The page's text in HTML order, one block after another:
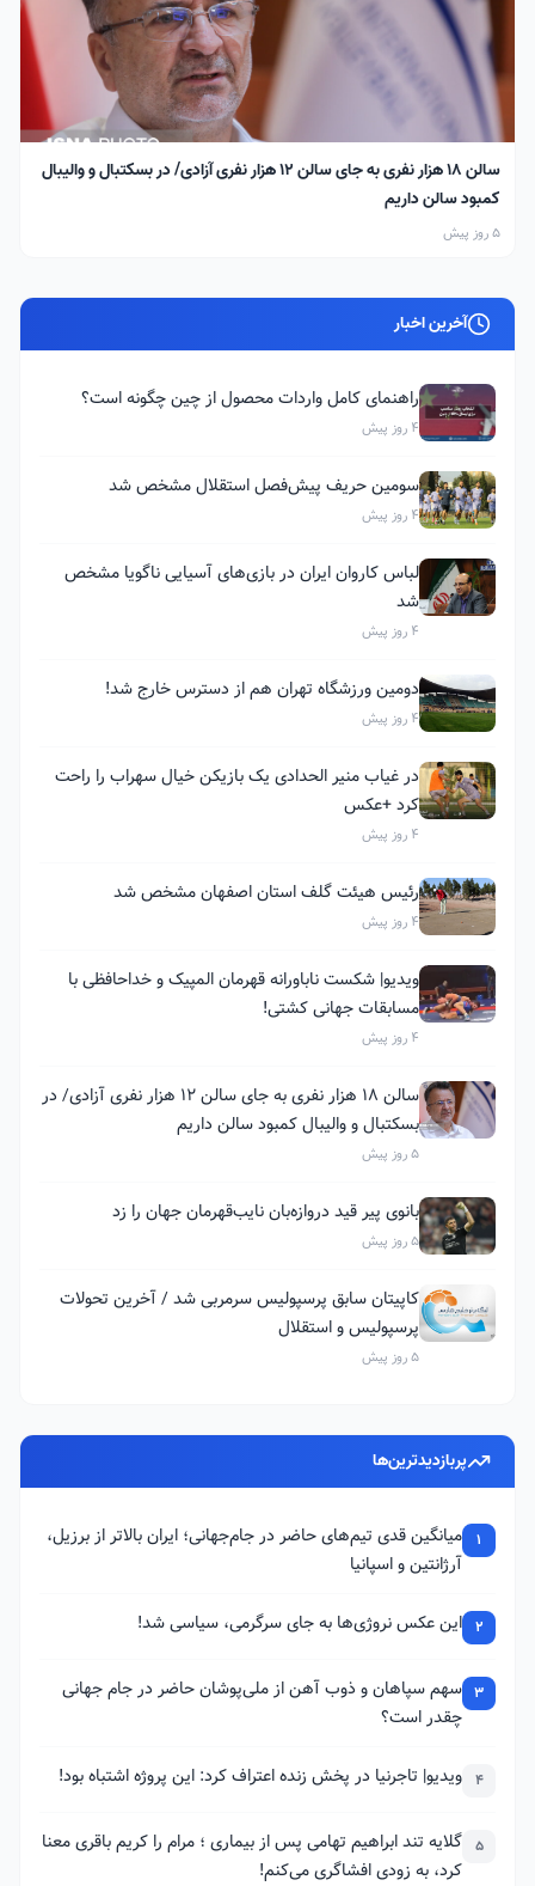
سالن ۱۸ هزار نفری به جای سالن ۱۲ هزار نفری آزادی/ در بسکتبال و والیبال
کمبود سالن داریم
5 روز پیش
آخرین اخبار
راهنمای کامل واردات محصول از چین چگونه است؟
4 روز پیش
سومین حریف پیش‌فصل استقلال مشخص شد
4 روز پیش
لباس کاروان ایران در بازی‌های آسیایی ناگویا مشخص
شد
4 روز پیش
دومین ورزشگاه تهران هم از دسترس خارج شد!
4 روز پیش
در غیاب منیر الحدادی یک بازیکن خیال سهراب را راحت
کرد +عکس
4 روز پیش
رئیس هیئت گلف استان اصفهان مشخص شد
4 روز پیش
ویدیو| شکست ناباورانه قهرمان المپیک و خداحافظی با
مسابقات جهانی کشتی!
4 روز پیش
سالن ۱۸ هزار نفری به جای سالن ۱۲ هزار نفری آزادی/ در
بسکتبال و والیبال کمبود سالن داریم
5 روز پیش
بانوی پیر قید دروازه‌بان نایب‌قهرمان جهان را زد
5 روز پیش
کاپیتان سابق پرسپولیس سرمربی شد / آخرین تحولات
پرسپولیس و استقلال
5 روز پیش
پربازدیدترین‌ها
1
میانگین قدی تیم‌های حاضر در جام‌جهانی؛ ایران بالاتر از برزیل،
آرژانتین و اسپانیا
2 این عکس نروژی‌ها به جای سرگرمی، سیاسی شد!
3 سهم سپاهان و ذوب آهن از ملی‌پوشان حاضر در جام جهانی
چقدر است؟
4 ویدیو| تاجرنیا در پخش زنده اعتراف کرد: این پروژه اشتباه بود!
5 گلایه تند ابراهیم تهامی پس از بیماری ؛ مرام را کریم باقری معنا
کرد، به زودی افشاگری می‌کنم!